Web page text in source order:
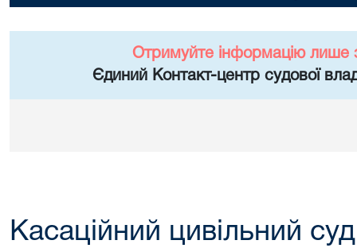
Отримуйте інформацію лише
Єдиний Контакт-центр судової
Касаційний цивільний